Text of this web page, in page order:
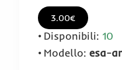
3.00€
Disponibili: 10
Modello: esa-